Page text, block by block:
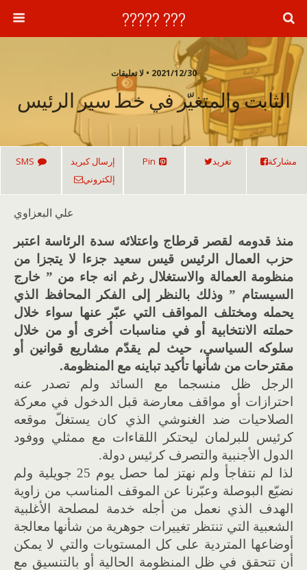
??? ?????
2021/12/30 • لا تعليقات
الثابت والمتغيّر في خط سير الرئيس
مشاركة تغريد Pin
إرسال كبريد
إلكتروني
SMS
علي البعزاوي
منذ قدومه لقصر قرطاج واعتلائه سدة الرئاسة اعتبر
حزب العمال الرئيس قيس سعيد جزءا لا يتجزا من
منظومة العمالة والاستغلال رغم انه جاء من ” خارج
السيستام ” وذلك بالنظر إلى الفكر المحافظ الذي
يحمله ومختلف المواقف التي عبّر عنها سواء خلال
حملته الانتخابية أو في مناسبات أخرى أو من خلال
سلوكه السياسي، حيث لم يقدّم مشاريع قوانين أو
مقترحات من شأنها تأكيد تباينه مع المنظومة.
الرجل ظل منسجما مع السائد ولم تصدر عنه
احترازات أو مواقف معارضة قبل الدخول في معركة
الصلاحيات ضد الغنوشي الذي كان يستغلّ موقعه
كرئيس للبرلمان ليحتكر اللقاءات مع ممثلي ووفود
الدول الأجنبية والتصرف كرئيس دولة.
لذا لم نتفاجأ ولم نهتز لما حصل يوم 25 جويلية ولم
نضيّع البوصلة وعبّرنا عن الموقف المناسب من زاوية
الهدف الذي نعمل من أجله خدمة لمصلحة الأغلبية
الشعبية التي تنتظر تغييرات جوهرية من شأنها معالجة
أوضاعها المتردية على كل المستويات والتي لا يمكن
أن تتحقق في ظل المنظومة الحالية أو بالتنسيق مع